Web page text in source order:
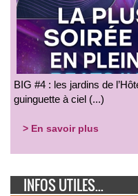
BIG #4 : les jardins de
guinguette à ciel (...)
> En savoir plus
INFOS UTILES...